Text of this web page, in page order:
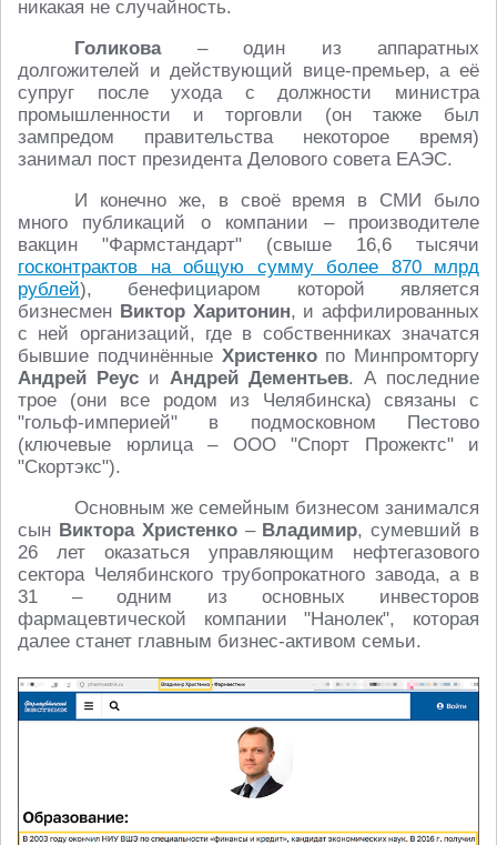
никакая не случайность.
Голикова – один из аппаратных
долгожителей и действующий вице-премьер, а её
супруг после ухода с должности министра
промышленности и торговли (он также был
зампредом правительства некоторое время)
занимал пост президента Делового совета ЕАЭС.
И конечно же, в своё время в СМИ было
много публикаций о компании – производителе
вакцин "Фармстандарт" (свыше 16,6 тысячи
госконтрактов на общую сумму более 870 млрд
рублей), бенефициаром которой является
бизнесмен Виктор Харитонин, и аффилированных
с ней организаций, где в собственниках значатся
бывшие подчинённые Христенко по Минпромторгу
Андрей Реус и Андрей Дементьев. А последние
трое (они все родом из Челябинска) связаны с
"гольф-империей" в подмосковном Пестово
(ключевые юрлица – ООО "Спорт Прожектс" и
"Скортэкс").
Основным же семейным бизнесом занимался
сын Виктора Христенко– Владимир, сумевший в
26 лет оказаться управляющим нефтегазового
сектора Челябинского трубопрокатного завода, а в
31 – одним из основных инвесторов
фармацевтической компании "Нанолек", которая
далее станет главным бизнес-активом семьи.